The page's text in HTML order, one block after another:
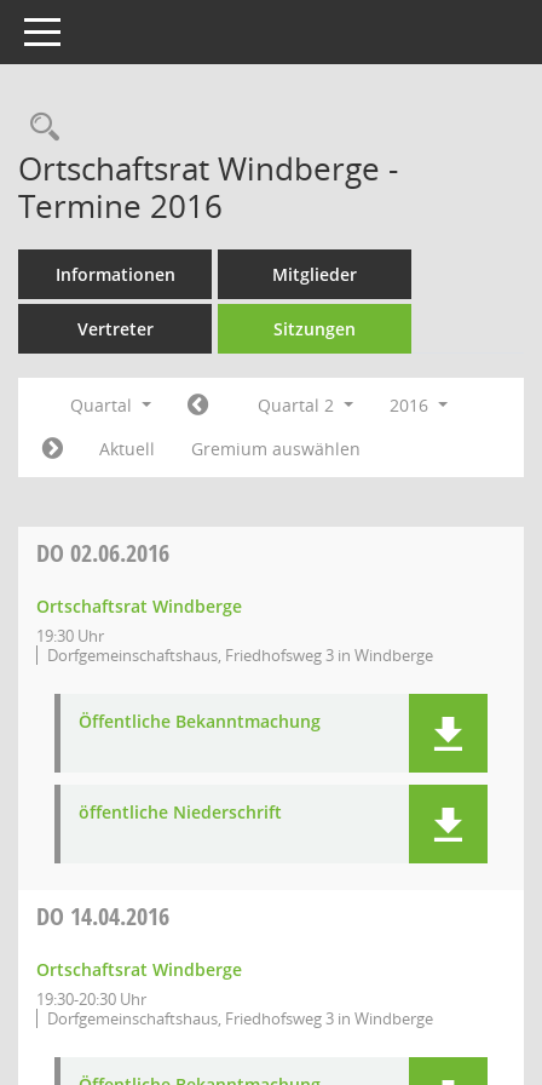
Toggle navigation
Rechercheauswahl
Ortschaftsrat Windberge -
Termine 2016
Informationen Mitglieder
Vertreter Sitzungen
Quartal Quartal 2
2016
Aktuell
Gremium auswählen
DO 02.06.2016
Ortschaftsrat Windberge
19:30 Uhr
Dorfgemeinschaftshaus, Friedhofsweg 3 in Windberge
Öffentliche Bekanntmachung
öffentliche Niederschrift
DO 14.04.2016
Ortschaftsrat Windberge
19:30-20:30 Uhr
Dorfgemeinschaftshaus, Friedhofsweg 3 in Windberge